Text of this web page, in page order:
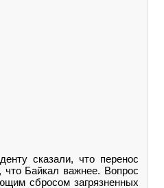
сказали, что перенос
Байкал важнее. Вопрос
сбросом загрязненных